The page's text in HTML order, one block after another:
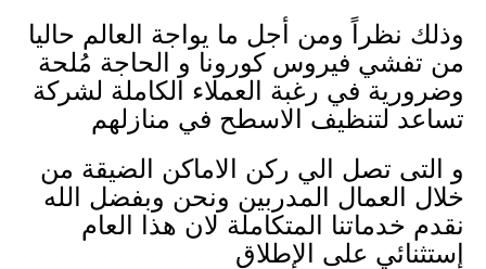
وذلك نظراً ومن أجل ما يواجة العالم حاليا
من تفشي فيروس كورونا و الحاجة مُلحة
وضرورية في رغبة العملاء الكاملة لشركة
تساعد لتنظيف الاسطح في منازلهم
و التى تصل الي ركن الاماكن الضيقة من
خلال العمال المدربين ونحن وبفضل الله
نقدم خدماتنا المتكاملة لان هذا العام
إستثنائي على الإطلاق